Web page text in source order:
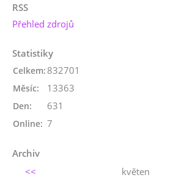
RSS
Přehled zdrojů
Statistiky
Online: 7
Celkem: 832701
Měsíc: 13363
Den: 631
Archiv
<<
květen